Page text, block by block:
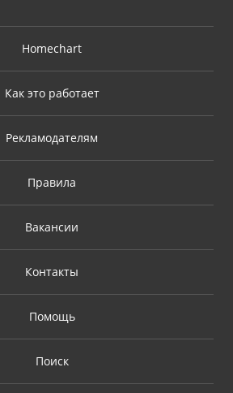
Homechart
Как это работает
Рекламодателям
Правила
Вакансии
Контакты
Помощь
Поиск